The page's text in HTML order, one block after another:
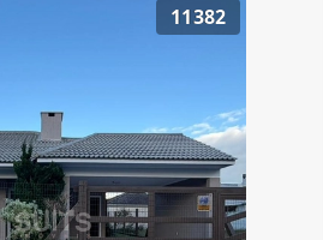
11382